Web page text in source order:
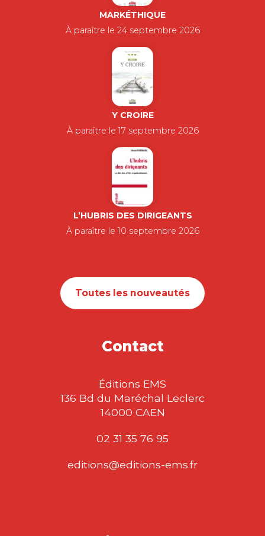
MARKÉTHIQUE
À paraître le 24 septembre 2026
Y CROIRE
À paraître le 17 septembre 2026
L’HUBRIS DES DIRIGEANTS
À paraître le 10 septembre 2026
Toutes les nouveautés
Contact
Éditions EMS
136 Bd du Maréchal Leclerc
14000 CAEN
02 31 35 76 95
editions@editions-ems.fr